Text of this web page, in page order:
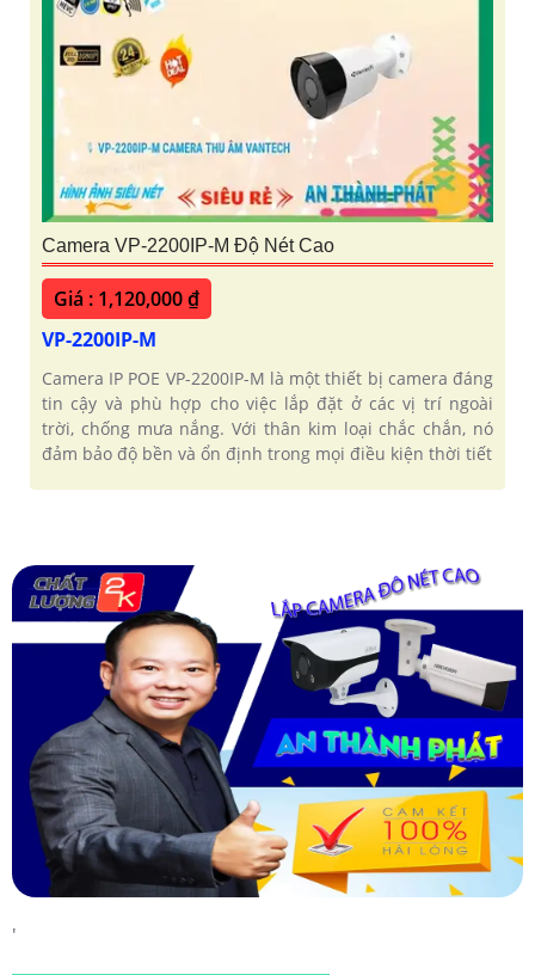
Camera VP-2200IP-M Độ Nét Cao
Giá : 1,120,000 ₫
VP-2200IP-M
Camera IP POE VP-2200IP-M là một thiết bị camera đáng
tin cậy và phù hợp cho việc lắp đặt ở các vị trí ngoài
trời, chống mưa nắng. Với thân kim loại chắc chắn, nó
đảm bảo độ bền và ổn định trong mọi điều kiện thời tiết
'